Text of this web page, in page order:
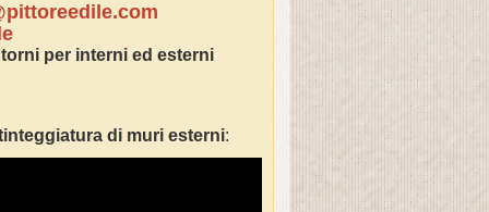
per interni ed esterni
di muri esterni: